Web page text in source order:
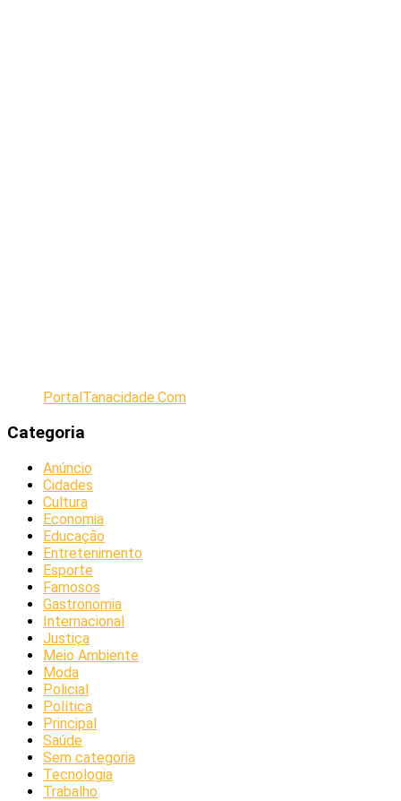
PortalTanacidade.Com
Categoria
Anúncio
Cidades
Cultura
Economia
Educação
Entretenimento
Esporte
Famosos
Gastronomia
Internacional
Justiça
Meio Ambiente
Moda
Policial
Política
Principal
Saúde
Sem categoria
Tecnologia
Trabalho